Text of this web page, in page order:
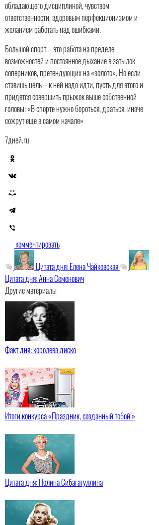
обладающего дисциплиной, чувством
ответственности, здоровым перфекционизмом и
желанием работать над ошибками.
Большой спорт – это работа на пределе
возможностей и постоянное дыхание в затылок
соперников, претендующих на «золото». Но если
ставишь цель – к ней надо идти, пусть для этого и
придется совершить прыжок выше собственной
головы:«В спорте нужно бороться, драться, иначе
сожрут еще в самом начале»
7дней.ru
комментировать
Цитата дня: Елена Чайковская
Цитата дня: Анна Семенович
Другие материалы
Факт дня: королева диско
Итоги конкурса «Праздник, созданный тобой!»
Цитата дня: Полина Сибагатуллина